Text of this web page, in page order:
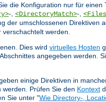
die Konfiguration nur für
-, <DirectoryMatch>-,
der umschlossenen Direktiven
werden.
Dies wird virtuelles Hosten
angegeben werden.
einige Direktiven in
Prüfen Sie den Kontext
Sie unter "Wie Directory-,